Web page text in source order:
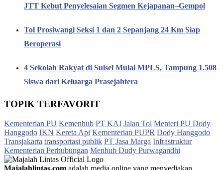
JTT Kebut Penyelesaian Segmen Kejapanan–Gempol
Tol Prosiwangi Seksi 1 dan 2 Sepanjang 24 Km Siap
Beroperasi
4 Sekolah Rakyat di Sulsel Mulai MPLS, Tampung 1.508
Siswa dari Keluarga Prasejahtera
TOPIK TERFAVORIT
Kementerian PU Kemenhub PT KAI Jalan Tol Menteri PU Dody
Hanggodo IKN Kereta Api Kementerian PUPR Dody Hanggodo
Transjakarta transportasi publik PT Jasa Marga Infrastruktur
Kementerian Perhubungan Menhub Dudy Purwagandhi
Majalahlintas.com adalah media online yang menyediakan